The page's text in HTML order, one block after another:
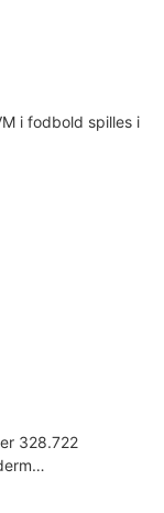
i fodbold spilles i
328.722